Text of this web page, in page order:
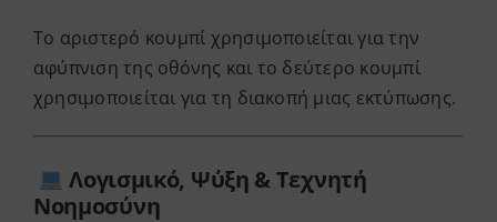
Το αριστερό κουμπί χρησιμοποιείται για την
αφύπνιση της οθόνης και το δεύτερο κουμπί
χρησιμοποιείται για τη διακοπή μιας εκτύπωσης.
Λογισμικό, Ψύξη & Τεχνητή
Νοημοσύνη